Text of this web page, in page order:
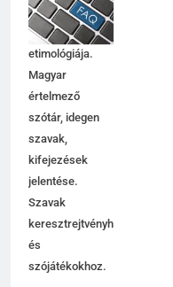
magyarázata,
használata,
etimológiája.
Magyar
értelmező
szótár, idegen
szavak,
kifejezések
jelentése.
Szavak
keresztrejtvényhez
és
szójátékokhoz.